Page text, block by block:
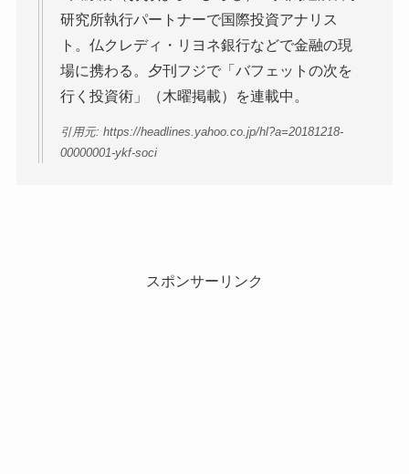
研究所執行パートナーで国際投資アナリス
ト。仏クレディ・リヨネ銀行などで金融の現
場に携わる。夕刊フジで「バフェットの次を
行く投資術」（木曜掲載）を連載中。
引用元: https://headlines.yahoo.co.jp/hl?a=20181218-
00000001-ykf-soci
スポンサーリンク